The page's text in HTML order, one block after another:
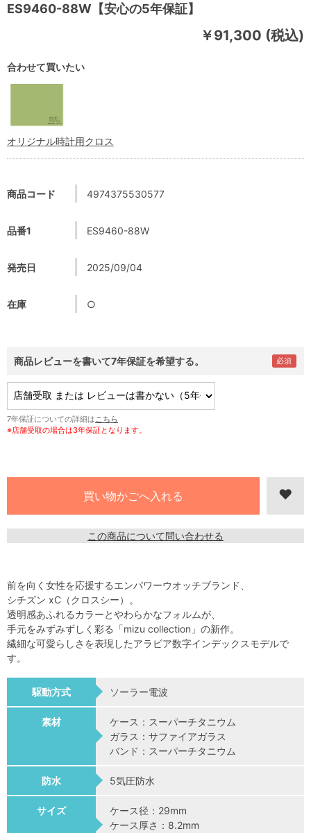
ES9460-88W【安心の5年保証】
￥91,300 (税込)
商品コード 4974375530577
品番1 ES9460-88W
発売日 2025/09/04
在庫 ○
商品レビューを書いて7年保証を希望する。
7年保証についての詳細は こちら
※店舗受取の場合は3年保証となります。
この商品について問い合わせる
合わせて買いたい
オリジナル時計用クロス
前を向く女性を応援するエンパワーウオッチブランド、
シチズン xC（クロスシー）。
透明感あふれるカラーとやわらかなフォルムが、
手元をみずみずしく彩る「mizu collection」の新作。
繊細な可愛らしさを表現したアラビア数字インデックスモデルで
す。
駆動方式 ソーラー電波
素材
ケース：スーパーチタニウム
ガラス：サファイアガラス
バンド：スーパーチタニウム
防水 5気圧防水
サイズ
ケース径：29mm
ケース厚さ：8.2mm